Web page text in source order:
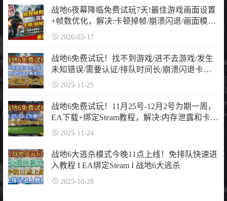
战地6夜幕降临免费试玩7天!最佳游戏画面设置
+帧数优化，解决:卡顿掉帧/崩溃闪退/画面模
糊，画面设置+卡顿掉帧修复+cpu占用优化+虚
2026-03-17
战地6免费试玩！找不到游戏/进不去游戏/发生
未知错误/需要认证/排队时间长/崩溃闪退卡顿
掉帧问题解决合集
2025-11-25
战地6免费试玩！11月25号-12月2号为期一周，
EA下载+绑定Steam教程，解决:内存泄露和卡反
作弊问题
2025-11-24
战地6大逃杀模式今晚11点上线！免排队快速进
入教程 I EA绑定Steam I 战地6大逃杀
2025-10-28